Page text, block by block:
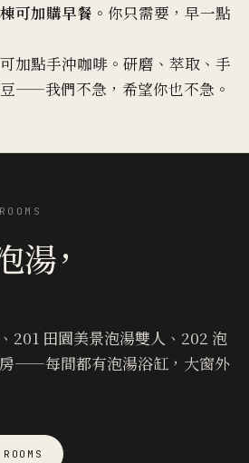
可加購早餐。 你只需要，早一點
加點手沖咖啡。研磨、萃取、手
——我們不急，希望你也不急。
，
201 田園美景泡湯雙人、202 泡
——每間都有泡湯浴缸，大窗外